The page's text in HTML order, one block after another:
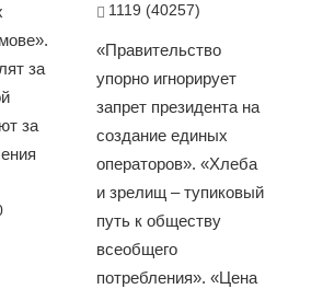
за
за
1119 (40257)
«Правительство
упорно игнорирует
запрет президента на
создание единых
операторов». «Хлеба
и зрелищ – тупиковый
путь к обществу
всеобщего
потребления». «Цена